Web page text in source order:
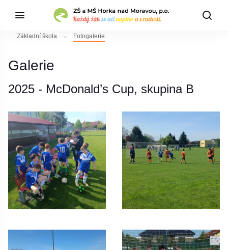
Základní škola Fotogalerie
Galerie
2025 - McDonald’s Cup, skupina B